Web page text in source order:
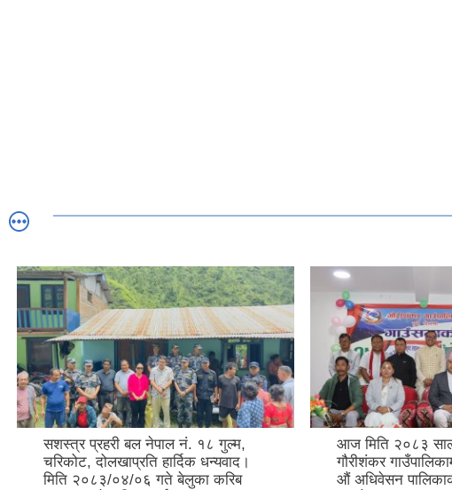
सशस्त्र प्रहरी बल नेपाल नं. १८ गुल्म,
चरिकोट, दोलखाप्रति हार्दिक धन्यवाद।
मिति २०८३/०४/०६ गते बेलुका करिब
आज मिति २०८३
गौरीशंकर
औं अधिवेसन